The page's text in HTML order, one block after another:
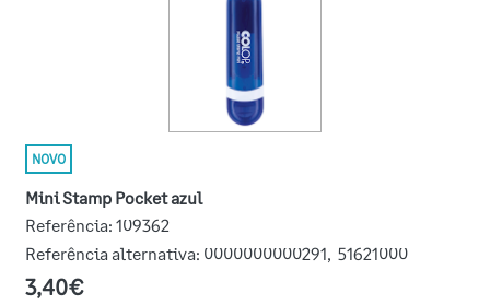
NOVO
Mini Stamp Pocket azul
Referência: 109362
Referência alternativa: 0000000000291, 51621000
3,40€